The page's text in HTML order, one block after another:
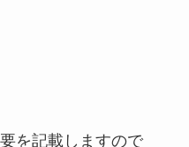
を記載しますので